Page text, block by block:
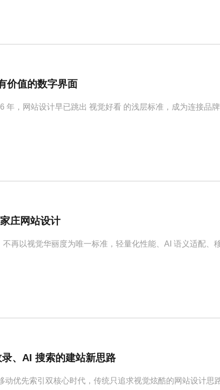
价值的数字界面
年，网站设计早已跳出 视觉好看 的浅层标准，成为连接品
庄网站设计
再以视觉华丽度为唯一标准，轻量化性能、AI 语义适配、
、AI 搜索的建站新思路
优先索引双核心时代，传统只追求视觉炫酷的网站设计思